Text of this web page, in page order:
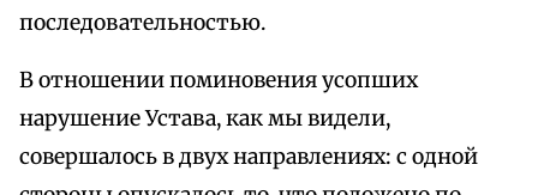
последовательностью.
В отношении поминовения усопших
нарушение Устава, как мы видели,
совершалось в двух направлениях: с одной